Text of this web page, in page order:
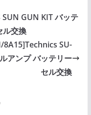
GUN KIT バッテ
ル交換
8A15]Technics SU-
アンプ バッテリー
セル交換